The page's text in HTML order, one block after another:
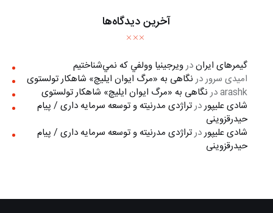
آخرین دیدگاه‌ها
گیمرهای ایراندرويرجينيا وولفي كه نمي‌شناختيم
امیدی سروردر نگاهی به «مرگ ايوان ايليچ» شاهکار تولستوی
arashkدر نگاهی به «مرگ ايوان ايليچ» شاهکار تولستوی
شادی علیپوردرتراژدی مدرنیته و توسعه سرمایه داری / پیام
حیدرقزوینی
شادی علیپوردرتراژدی مدرنیته و توسعه سرمایه داری / پیام
حیدرقزوینی